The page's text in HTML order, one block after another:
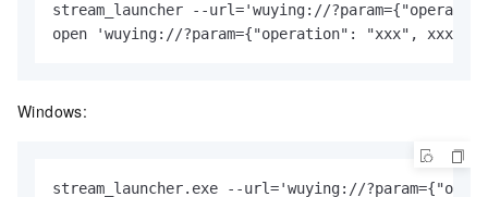
stream_launcher --url='wuying://
open 'wuying://?param={"operation": "xxx", xxxxx}'
Windows:
stream_launcher.exe --url='wuying://